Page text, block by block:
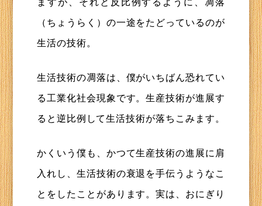
ますが、それと反比例するように、凋落
（ちょうらく）の一途をたどっているのが
生活の技術。
生活技術の凋落は、僕がいちばん恐れてい
る工業化社会現象です。生産技術が進展す
ると逆比例して生活技術が落ちこみます。
かくいう僕も、かつて生産技術の進展に肩
入れし、生活技術の衰退を手伝うようなこ
とをしたことがあります。実は、おにぎり